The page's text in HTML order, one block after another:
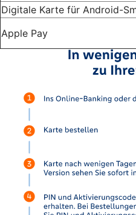
Digitale Karte für Android-
Apple Pay